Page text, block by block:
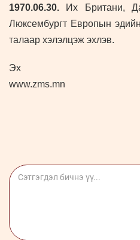
1970.06.30. Их Британи,
Люксембургт Европын эдийн
талаар хэлэлцэж эхлэв.
Эх